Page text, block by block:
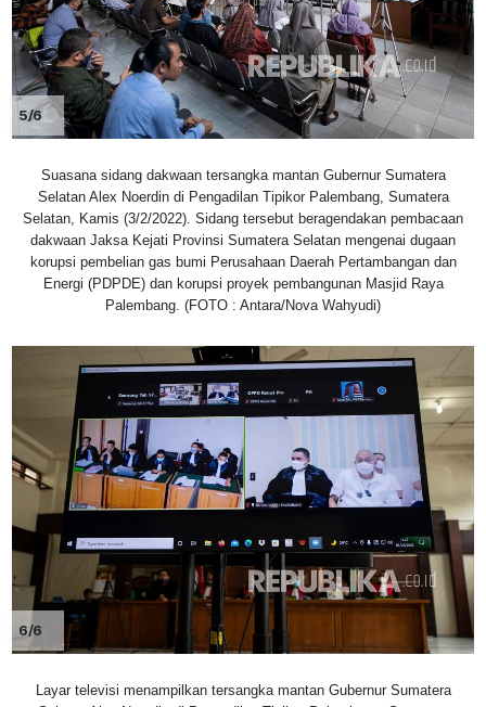
5/6
Suasana sidang dakwaan tersangka mantan Gubernur Sumatera
Selatan Alex Noerdin di Pengadilan Tipikor Palembang, Sumatera
Selatan, Kamis (3/2/2022). Sidang tersebut beragendakan pembacaan
dakwaan Jaksa Kejati Provinsi Sumatera Selatan mengenai dugaan
korupsi pembelian gas bumi Perusahaan Daerah Pertambangan dan
Energi (PDPDE) dan korupsi proyek pembangunan Masjid Raya
Palembang. (FOTO : Antara/Nova Wahyudi)
6/6
Layar televisi menampilkan tersangka mantan Gubernur Sumatera